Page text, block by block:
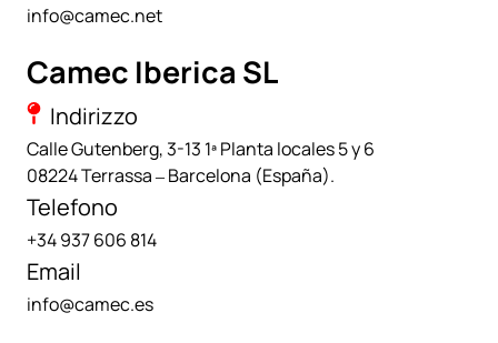
info@camec.net
Camec Iberica SL
Indirizzo
Calle Gutenberg, 3-13 1ª Planta locales 5 y 6
08224 Terrassa – Barcelona (España).
Telefono
+34 937 606 814
Email
info@camec.es